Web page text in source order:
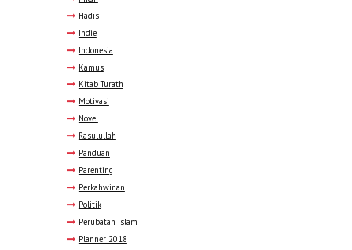
Hadis
Indie
Indonesia
Kamus
Kitab Turath
Motivasi
Novel
Rasulullah
Panduan
Parenting
Perkahwinan
Politik
Perubatan islam
Planner 2018